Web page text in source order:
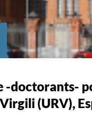
-doctorants-
(URV),